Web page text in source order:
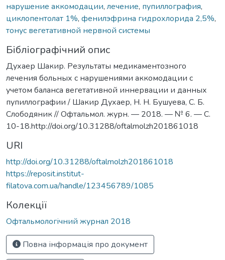
нарушение аккомодации, лечение, пупиллография,
циклопентолат 1%, фенилэфрина гидрохлорида 2,5%,
тонус вегетативной нервной системы
Бібліографічний опис
Духаер Шакир. Результаты медикаментозного
лечения больных с нарушениями аккомодации с
учетом баланса вегетативной иннервации и данных
пупиллографии / Шакир Духаер, Н. Н. Бушуева, С. Б.
Слободяник // Офтальмол. журн. — 2018. — № 6. — С.
10-18.http://doi.org/10.31288/oftalmolzh201861018
URI
http://doi.org/10.31288/oftalmolzh201861018
https://reposit.institut-
filatova.com.ua/handle/123456789/1085
Колекції
Офтальмологічний журнал 2018
Повна інформація про документ